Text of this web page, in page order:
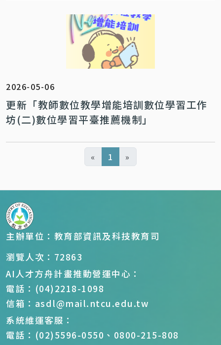
2026-05-06
更新「教師數位教學增能培訓數位學習工作
坊(二)數位學習平臺推薦機制」
« 1 »
主辦單位：教育部資訊及科技教育司
瀏覽人次：72863
AI人才方舟計畫推動營運中心：
電話：(04)2218-1098
信箱：asdl@mail.ntcu.edu.tw
系統維運客服：
電話：(02)5596-0550、0800-215-808